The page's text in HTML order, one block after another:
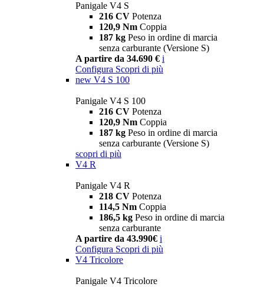
Panigale V4 S
216 CV Potenza
120,9 Nm Coppia
187 kg Peso in ordine di marcia
senza carburante (Versione S)
A partire da 34.690 € i
Configura Scopri di più
new V4 S 100
Panigale V4 S 100
216 CV Potenza
120,9 Nm Coppia
187 kg Peso in ordine di marcia
senza carburante (Versione S)
scopri di più
V4 R
Panigale V4 R
218 CV Potenza
114,5 Nm Coppia
186,5 kg Peso in ordine di marcia
senza carburante
A partire da 43.990€ i
Configura Scopri di più
V4 Tricolore
Panigale V4 Tricolore